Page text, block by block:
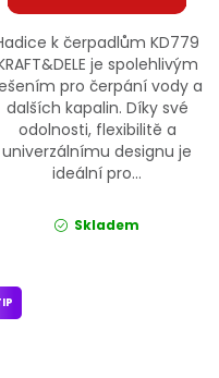
řád
k čerpadlům KD779
je spolehlivým
pro čerpání vody a
dalších kapalin. Díky své
odolnosti, flexibilitě a
univerzálnímu designu je
ideální pro...
Skladem